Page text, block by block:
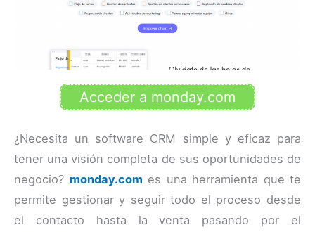
Acceder a monday.com
¿Necesita un software CRM simple y eficaz para
tener una visión completa de sus oportunidades de
negocio? monday.com es una herramienta que te
permite gestionar y seguir todo el proceso desde
el contacto hasta la venta pasando por el